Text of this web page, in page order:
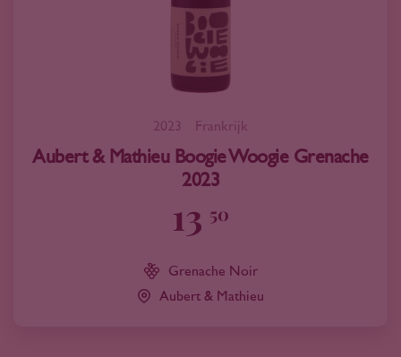
2023 Frankrijk
Aubert & Mathieu Boogie Woogie Grenache
2023
13 50
Grenache Noir
Aubert & Mathieu